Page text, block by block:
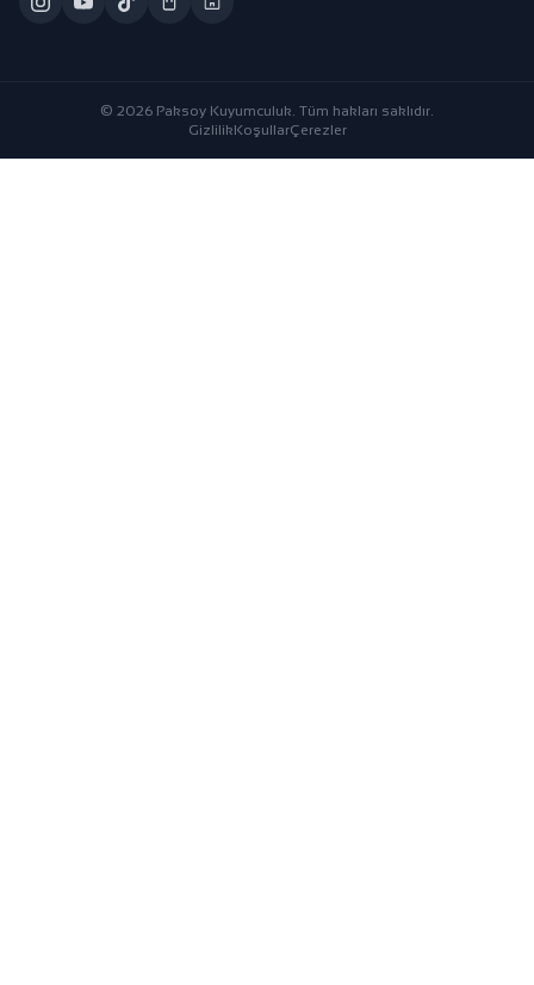
© 2026 Paksoy Kuyumculuk. Tüm hakları saklıdır.
GizlilikKoşullarÇerezler